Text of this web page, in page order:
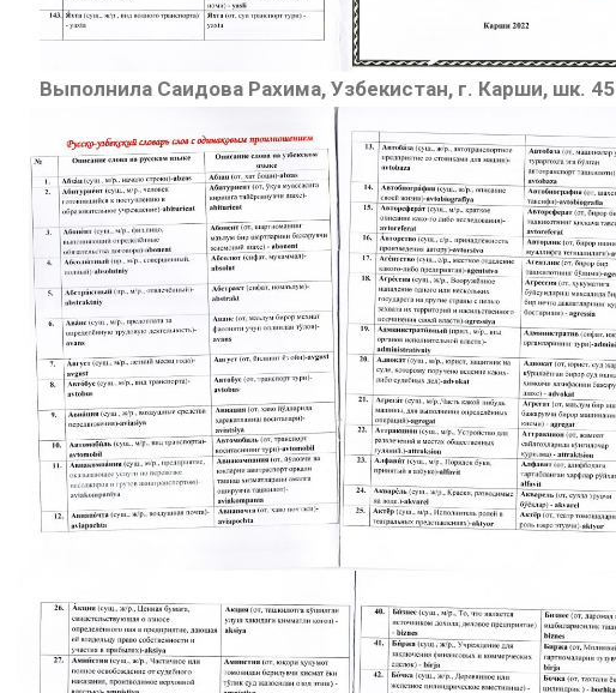
Выполнила Саидова Рахима, Узбекистан, г. Карши, шк. 45